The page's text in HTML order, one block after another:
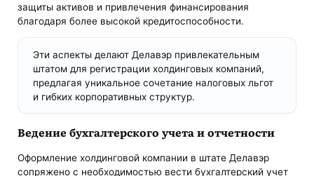
защиты активов и привлечения финансирования
благодаря более высокой кредитоспособности​​.
Эти аспекты делают Делавэр привлекательным
штатом для регистрации холдинговых компаний,
предлагая уникальное сочетание налоговых льгот
и гибких корпоративных структур.
Ведение бухгалтерского учета и отчетности
Оформление холдинговой компании в штате Делавэр
сопряжено с необходимостью вести бухгалтерский учет